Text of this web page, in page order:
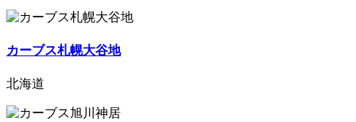
カーブス札幌大谷地
北海道